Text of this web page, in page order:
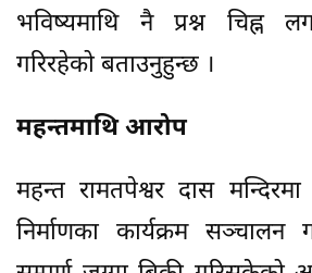
भविष्यमाथि नै प्रश्न चिह्न
गरिरहेको बताउनुहुन्छ ।
महन्तमाथि आरोप
महन्त रामतपेश्वर दास मन्दिरमा
निर्माणका कार्यक्रम सञ्चालन